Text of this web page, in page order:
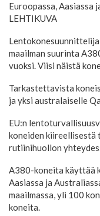
Euroopassa, Aasiassa
LEHTIKUVA
maailman suurinta
vuoksi. Viisi näistä
Tarkastettavista
ja yksi australaiselle
EU:n
koneiden kiireellisestä
rutiinihuollon
A380-koneita käyttää
Aasiassa ja
maailmassa, yli 100
koneita.